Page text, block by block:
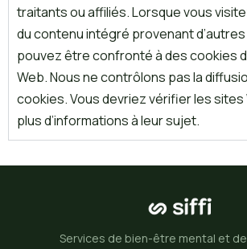
traitants ou affiliés. Lorsque vous
du contenu intégré provenant
pouvez être confronté à des cookies
Web. Nous ne contrôlons pas la
cookies. Vous devriez vérifier les
plus d’informations à leur sujet.
Services de bien-être mental et